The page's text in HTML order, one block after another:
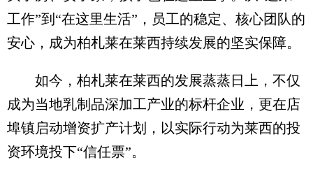
工作”到“在这里生活”，员工的稳定、核心团队的
安心，成为柏札莱在莱西持续发展的坚实保障。
如今，柏札莱在莱西的发展蒸蒸日上，不仅
成为当地乳制品深加工产业的标杆企业，更在店
埠镇启动增资扩产计划，以实际行动为莱西的投
资环境投下“信任票”。